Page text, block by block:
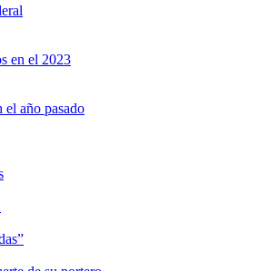
en el 2023
el año pasado